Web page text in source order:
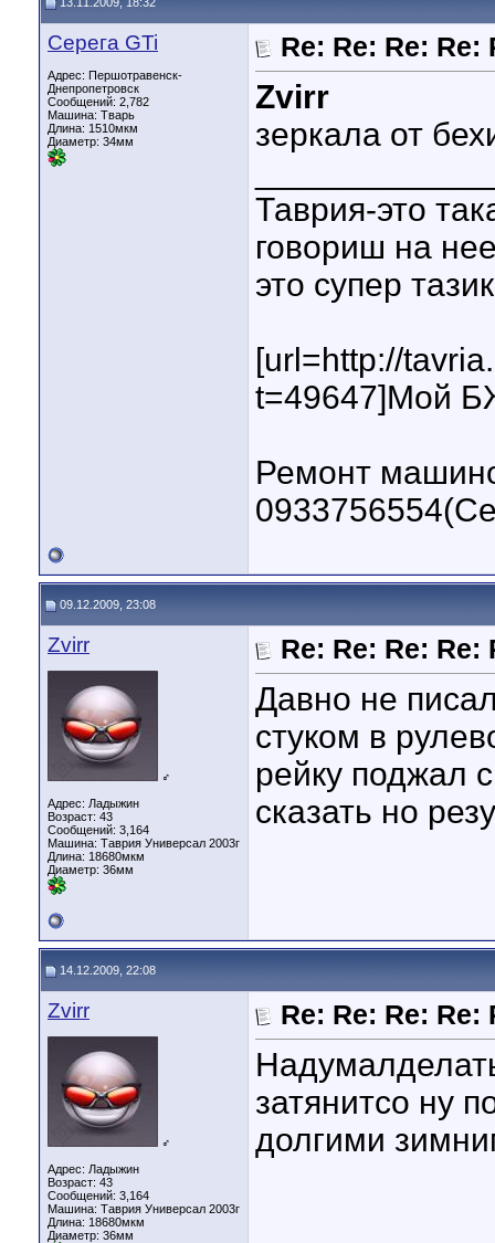
Серега GTi
Адрес: Першотравенск-
Днепропетровск
Сообщений: 2,782
Машина: Тварь
Длина: 1510мкм
Диаметр: 34мм
Re: Re: Re:
Zvirr
зеркала от
Таврия-это
говориш на
это супер
[url=http://
t=49647]Мой
Ремонт
09.12.2009, 23:08
Zvirr
♂
Адрес: Ладыжин
Возраст: 43
Сообщений: 3,164
Машина: Таврия Универсал 2003г
Длина: 18680мкм
Диаметр: 36мм
Re: Re: Re:
Давно не
стуком в
рейку поджал
сказать но
14.12.2009, 22:08
Zvirr
♂
Адрес: Ладыжин
Возраст: 43
Сообщений: 3,164
Машина: Таврия Универсал 2003г
Длина: 18680мкм
Диаметр: 36мм
Re: Re: Re:
затянитсо ну
долгими